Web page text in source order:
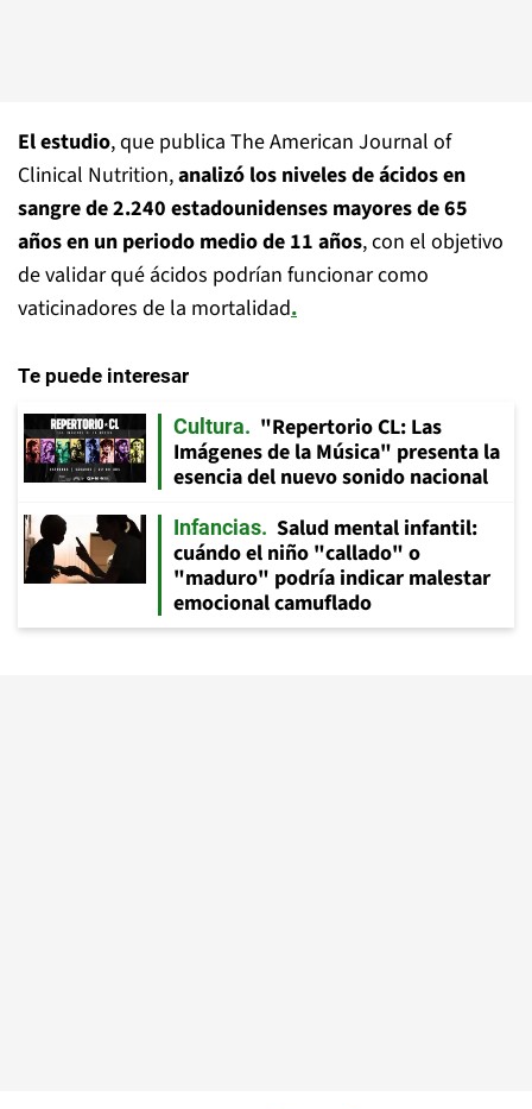
El estudio, que publica The American Journal of
Clinical Nutrition,analizó los niveles de ácidos en
sangre de 2.240 estadounidenses mayores de 65
años en un periodo medio de 11 años, con el objetivo
de validar qué ácidos podrían funcionar como
vaticinadores de la mortalidad.
Te puede interesar
Cultura
"Repertorio CL: Las
Imágenes de la Música" presenta la
esencia del nuevo sonido nacional
Infancias
Salud mental infantil:
cuándo el niño "callado" o
"maduro" podría indicar malestar
emocional camuflado